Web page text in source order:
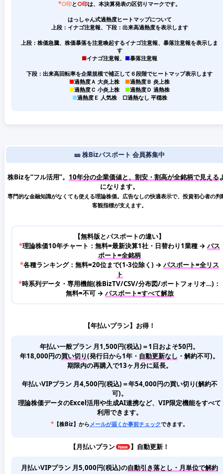
*○印と ○印は、本決算発表の区切りマークです。
はっしゃん式過熱度ヒートマップについて
上段：イナゴ注意報、下段：出来高過熱度を表示します
上段：株価急騰、株価暴落を注意喚起するイナゴ注意報、暴落注意報を表示しま
す
■イナゴ注意報、 ■暴落注意報
下段：出来高回転率を企業規模で補正して６段階でヒートマップ表示します
■過熱度Ａ 大炎上株 ■過熱度Ｂ 炎上株
■過熱度Ｃ 小炎上株 ■過熱度Ｄ 過熱株
■過熱度Ｅ 人気株 □過熱なし 平穏株
🎫 株Bizパスポート 会員募集中
株Bizを“フル活用”。 10年分の企業価値と、割安・割高が全銘柄で見える
になります。
専門的な金融知識がなくても使える理論株価。広告なしの快適表示で、投資初心者の判
客観指標が支えます。
【無料版とパスポートの違い】
*理論株価10年チャート：無料=最新決算1社・日替わり1業種 → パス
ポート=全銘柄
*各種ランキング：無料=20位まで(1-3位除く) → パスポート=全リス
ト
*時系列データ・専用機能(株BizTV/CSV/分布図/ポートフォリオ…)：
無料=不可 → パスポート=すべて解放
【年払いプラン】お得！
年払い一般プラン 月1,500円(税込)＝1日およそ50円。
年18,000円の買い切り(発行日から1年・ 自動更新なし ・解約不可)。
期限内の再購入で13ヶ月分に延長。
年払いVIPプラン 月4,500円(税込)＝年54,000円の買い切り(解約不
可)。
理論株価データのExcel活用や生成AI連携など、VIP限定機能をすべて
利用できます。
* 【株Biz】から メールが届くか事前チェックできます。
【月払いプラン 】自動更新！
月払いVIPプラン 月5,000円(税込)の自動引き落とし・月単位で解約